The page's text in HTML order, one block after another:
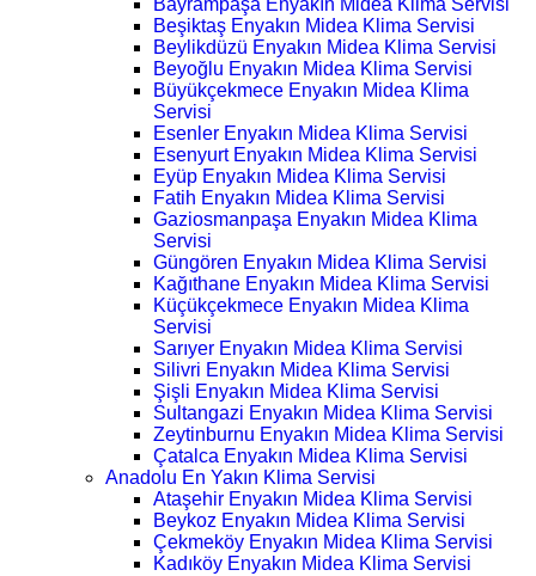
Bayrampaşa Enyakın Midea Klima Servisi
Beşiktaş Enyakın Midea Klima Servisi
Beylikdüzü Enyakın Midea Klima Servisi
Beyoğlu Enyakın Midea Klima Servisi
Büyükçekmece Enyakın Midea Klima
Servisi
Esenler Enyakın Midea Klima Servisi
Esenyurt Enyakın Midea Klima Servisi
Eyüp Enyakın Midea Klima Servisi
Fatih Enyakın Midea Klima Servisi
Gaziosmanpaşa Enyakın Midea Klima
Servisi
Güngören Enyakın Midea Klima Servisi
Kağıthane Enyakın Midea Klima Servisi
Küçükçekmece Enyakın Midea Klima
Servisi
Sarıyer Enyakın Midea Klima Servisi
Silivri Enyakın Midea Klima Servisi
Şişli Enyakın Midea Klima Servisi
Sultangazi Enyakın Midea Klima Servisi
Zeytinburnu Enyakın Midea Klima Servisi
Çatalca Enyakın Midea Klima Servisi
Anadolu En Yakın Klima Servisi
Ataşehir Enyakın Midea Klima Servisi
Beykoz Enyakın Midea Klima Servisi
Çekmeköy Enyakın Midea Klima Servisi
Kadıköy Enyakın Midea Klima Servisi